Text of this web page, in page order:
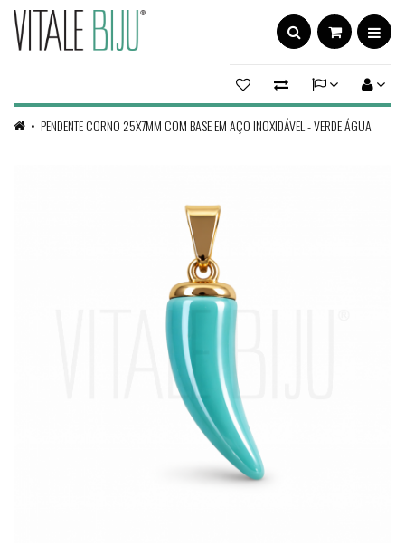
PENDENTE CORNO 25X7MM COM BASE EM AÇO INOXIDÁVEL - VERDE ÁGUA